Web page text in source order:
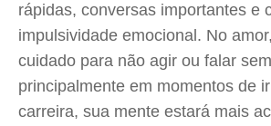
rápidas, conversas importantes e
impulsividade emocional. No
cuidado para não agir ou falar
principalmente em momentos de
carreira, sua mente estará mais